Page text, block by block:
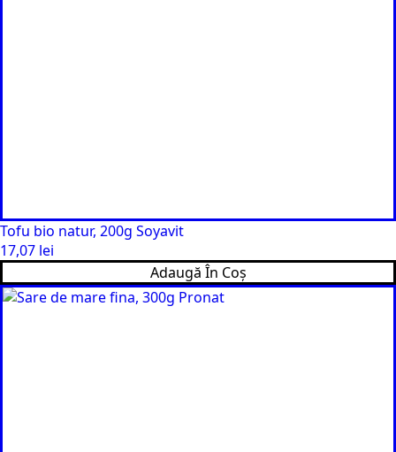
Tofu bio natur, 200g Soyavit
17,07 lei
Adaugă În Coș